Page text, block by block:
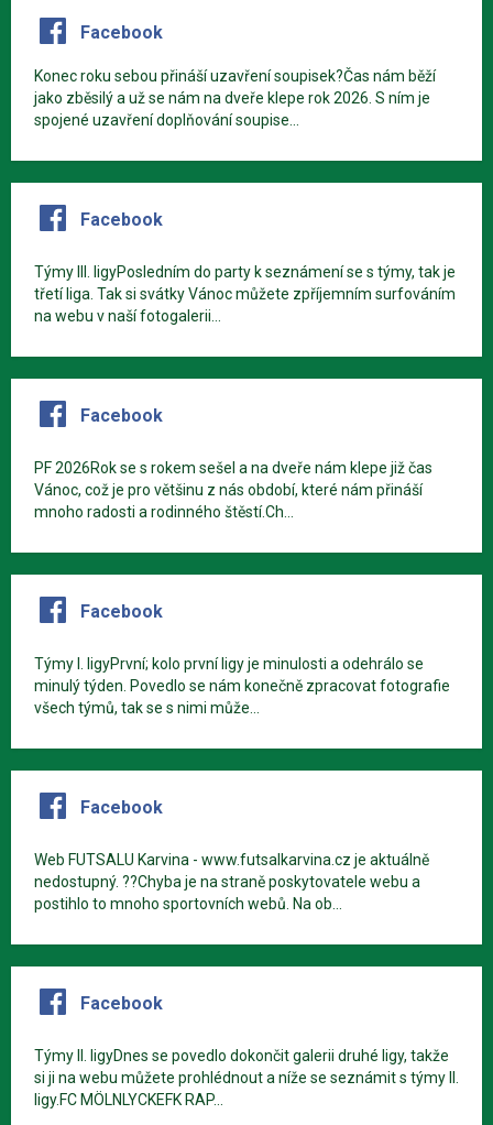
Facebook
Konec roku sebou přináší uzavření soupisek?Čas nám běží
jako zběsilý a už se nám na dveře klepe rok 2026. S ním je
spojené uzavření doplňování soupise...
Facebook
Týmy III. ligyPosledním do party k seznámení se s týmy, tak je
třetí liga. Tak si svátky Vánoc můžete zpříjemním surfováním
na webu v naší fotogalerii...
Facebook
PF 2026Rok se s rokem sešel a na dveře nám klepe již čas
Vánoc, což je pro většinu z nás období, které nám přináší
mnoho radosti a rodinného štěstí.Ch...
Facebook
Týmy I. ligyPrvní; kolo první ligy je minulosti a odehrálo se
minulý týden. Povedlo se nám konečně zpracovat fotografie
všech týmů, tak se s nimi může...
Facebook
Web FUTSALU Karvina - www.futsalkarvina.cz je aktuálně
nedostupný. ??Chyba je na straně poskytovatele webu a
postihlo to mnoho sportovních webů. Na ob...
Facebook
Týmy II. ligyDnes se povedlo dokončit galerii druhé ligy, takže
si ji na webu můžete prohlédnout a níže se seznámit s týmy II.
ligy.FC MÖLNLYCKEFK RAP...